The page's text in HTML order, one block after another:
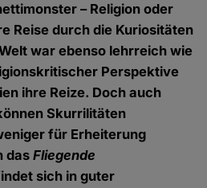
– Religion oder
Reise durch die Kuriositäten
war ebenso lehrreich wie
Perspektive
ihre Reize. Doch auch
Skurrilitäten
für Erheiterung
dasFliegende
sich in guter